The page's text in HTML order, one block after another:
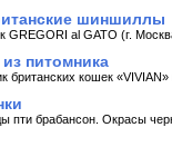
шиншиллы
al GATO (г.
питомника
кошек «VIVIAN»
пти брабансон. Окрасы